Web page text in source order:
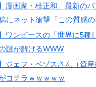
相互RSS
由」
韓国人「
性接待問題
訳がこち
だろこれ…
の反応
漫画家・桂正和、最新の
にネット衝撃「この質感の
ワンピースの「世界に5種
謎が解けるWWW
ジェフ・ベゾスさん（資
コチラｗｗｗｗｗ